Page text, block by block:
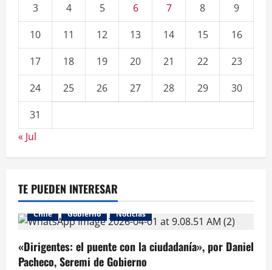
3
4 5 6 7 8
9
10
11 12 13 14 15
16
17
18 19 20 21 22
23
24
25 26 27 28 29
30
31
« Jul
TE PUEDEN INTERESAR
Chile Gobierno Noticias
«Dirigentes: el puente con la ciudadanía», por Daniel
Pacheco, Seremi de Gobierno